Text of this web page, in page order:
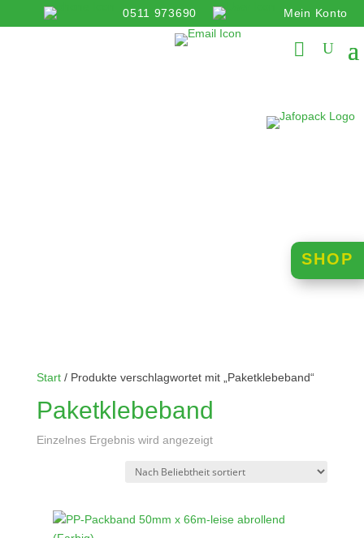
Mein Konto
0511 973690
info@jafopack.de
SHOP
Start/ Produkte verschlagwortet mit „Paketklebeband“
Paketklebeband
Einzelnes Ergebnis wird angezeigt